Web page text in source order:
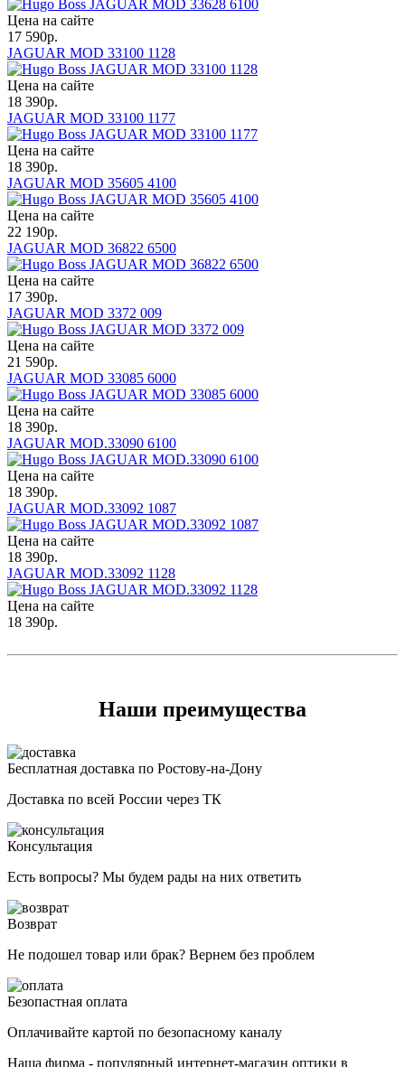
Цена на сайте
17 590р.
JAGUAR MOD 33100 1128
Цена на сайте
18 390р.
JAGUAR MOD 33100 1177
Цена на сайте
18 390р.
JAGUAR MOD 35605 4100
Цена на сайте
22 190р.
JAGUAR MOD 36822 6500
Цена на сайте
17 390р.
JAGUAR MOD 3372 009
Цена на сайте
21 590р.
JAGUAR MOD 33085 6000
Цена на сайте
18 390р.
JAGUAR MOD.33090 6100
Цена на сайте
18 390р.
JAGUAR MOD.33092 1087
Цена на сайте
18 390р.
JAGUAR MOD.33092 1128
Цена на сайте
18 390р.
Наши преимущества
Бесплатная доставка по Ростову-на-Дону
Доставка по всей России через ТК
Консультация
Есть вопросы? Мы будем рады на них ответить
Возврат
Не подошел товар или брак? Вернем без проблем
Безопастная оплата
Оплачивайте картой по безопасному каналу
Наша фирма - популярный интернет-магазин оптики в